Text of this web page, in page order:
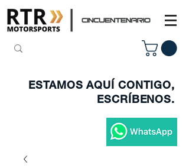
ESTAMOS AQUÍ CONTIGO,
ESCRÍBENOS.